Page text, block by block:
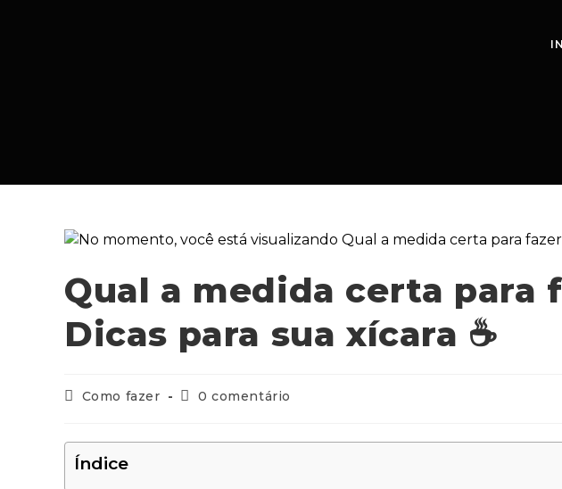
Qual a medida certa para
Dicas para sua xícara ☕️
Como fazer 0 comentário
Índice